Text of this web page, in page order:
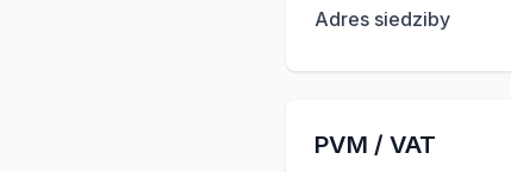
Adres siedziby
PVM / VAT